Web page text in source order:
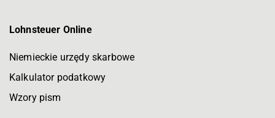
Lohnsteuer Online
Niemieckie urzędy skarbowe
Kalkulator podatkowy
Wzory pism